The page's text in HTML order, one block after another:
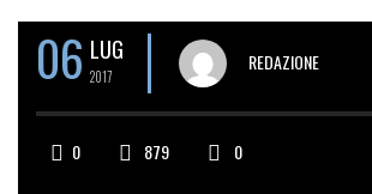
06 LUG
2017
REDAZIONE
0 879 0